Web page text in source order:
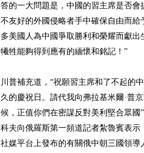
答的一大問題是，中國的習主席是否
不友好的外國侵略者手中確保自由而給
多美國人為中國爭取勝利和榮耀而獻
犧牲能夠得到應有的緬懷和銘記！”
川普補充道，“祝願習主席和了不起的
久的慶祝日。請代我向弗拉基米爾·普
候，正值你們在密謀反對美利堅合眾國
科夫向俄羅斯第一頻道記者紮魯賓表
社媒平台上發布的有關俄中朝三國領導